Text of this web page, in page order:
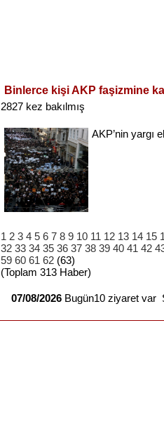
Binlerce kişi AKP faşizmine
2827 kez bakılmış
AKP’nin yargı
1 2 3 4 5 6 7 8 9 10 11 12 13 14 15
32 33 34 35 36 37 38 39 40 41 42
59 60 61 62 (63)
(Toplam 313 Haber)
07/08/2026 Bugün10 ziyaret var